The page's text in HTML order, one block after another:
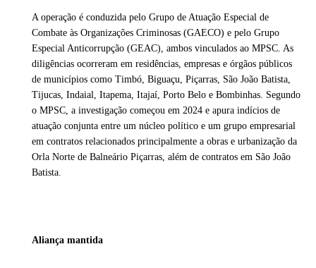
A operação é conduzida pelo Grupo de Atuação Especial de
Combate às Organizações Criminosas (GAECO) e pelo Grupo
Especial Anticorrupção (GEAC), ambos vinculados ao MPSC. As
diligências ocorreram em residências, empresas e órgãos públicos
de municípios como Timbó, Biguaçu, Piçarras, São João Batista,
Tijucas, Indaial, Itapema, Itajaí, Porto Belo e Bombinhas. Segundo
o MPSC, a investigação começou em 2024 e apura indícios de
atuação conjunta entre um núcleo político e um grupo empresarial
em contratos relacionados principalmente a obras e urbanização da
Orla Norte de Balneário Piçarras, além de contratos em São João
Batista.
Aliança mantida